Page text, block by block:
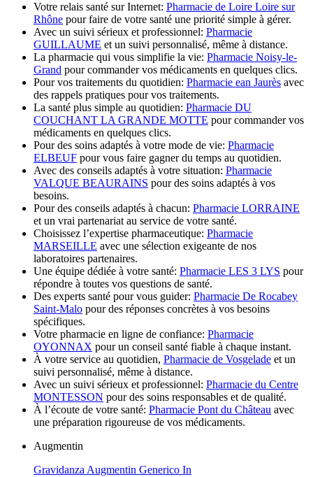
Votre relais santé sur Internet: Pharmacie de Loire Loire sur
Rhône pour faire de votre santé une priorité simple à gérer.
Avec un suivi sérieux et professionnel: Pharmacie
GUILLAUME et un suivi personnalisé, même à distance.
La pharmacie qui vous simplifie la vie: Pharmacie Noisy-le-
Grand pour commander vos médicaments en quelques clics.
Pour vos traitements du quotidien: Pharmacie ean Jaurès avec
des rappels pratiques pour vos traitements.
La santé plus simple au quotidien: Pharmacie DU
COUCHANT LA GRANDE MOTTE pour commander vos
médicaments en quelques clics.
Pour des soins adaptés à votre mode de vie: Pharmacie
ELBEUF pour vous faire gagner du temps au quotidien.
Avec des conseils adaptés à votre situation: Pharmacie
VALQUE BEAURAINS pour des soins adaptés à vos
besoins.
Pour des conseils adaptés à chacun: Pharmacie LORRAINE
et un vrai partenariat au service de votre santé.
Choisissez l’expertise pharmaceutique: Pharmacie
MARSEILLE avec une sélection exigeante de nos
laboratoires partenaires.
Une équipe dédiée à votre santé: Pharmacie LES 3 LYS pour
répondre à toutes vos questions de santé.
Des experts santé pour vous guider: Pharmacie De Rocabey
Saint-Malo pour des réponses concrètes à vos besoins
spécifiques.
Votre pharmacie en ligne de confiance: Pharmacie
OYONNAX pour un conseil santé fiable à chaque instant.
À votre service au quotidien, Pharmacie de Vosgelade et un
suivi personnalisé, même à distance.
Avec un suivi sérieux et professionnel: Pharmacie du Centre
MONTESSON pour des soins responsables et de qualité.
À l’écoute de votre santé: Pharmacie Pont du Château avec
une préparation rigoureuse de vos médicaments.
Augmentin
Gravidanza Augmentin Generico In